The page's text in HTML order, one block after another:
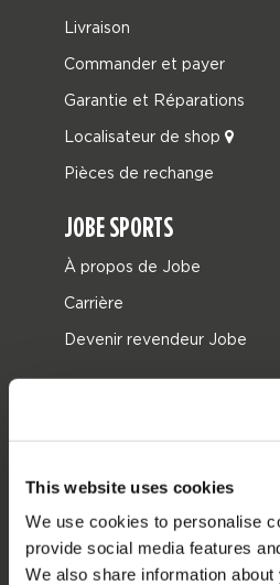
This website uses cookies
We use cookies to personalise
provide social media features
We also share information
Livraison
Commander et payer
Garantie et Réparations
Localisateur de shop
Pièces de rechange
JOBE SPORTS
À propos de Jobe
Carrière
Devenir revendeur Jobe
Bouées Tractées
Foil
Gilets de sauvetage